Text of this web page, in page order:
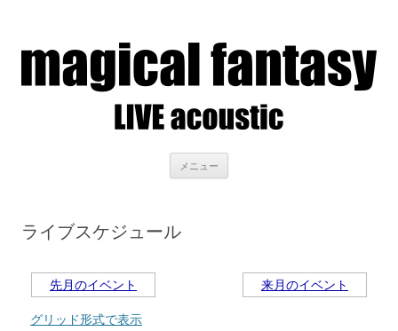
メニュー
ライブスケジュール
先月のイベント 来月のイベント
グリッド形式で表示